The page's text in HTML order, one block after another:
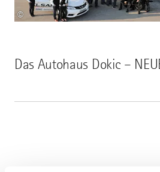
Das Autohaus Dokic –
©